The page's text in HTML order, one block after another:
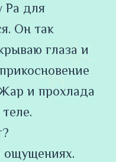
Ра для
Он так
глаза и
и прохлада
ощущениях.